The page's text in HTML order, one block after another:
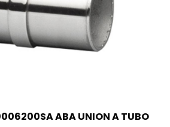
ABA UNION A TUBO